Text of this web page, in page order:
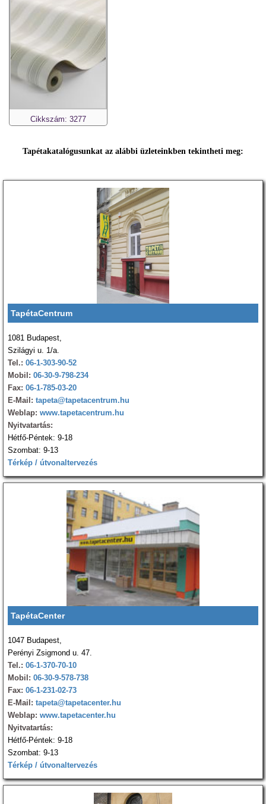
Cikkszám: 3277
Tapétakatalógusunkat az alábbi üzleteinkben tekintheti meg:
TapétaCentrum
1081 Budapest,
Szilágyi u. 1/a.
Tel.: 06-1-303-90-52
Mobil: 06-30-9-798-234
Fax: 06-1-785-03-20
E-Mail: tapeta@tapetacentrum.hu
Weblap: www.tapetacentrum.hu
Nyitvatartás:
Hétfő-Péntek: 9-18
Szombat: 9-13
Térkép / útvonaltervezés
TapétaCenter
1047 Budapest,
Perényi Zsigmond u. 47.
Tel.: 06-1-370-70-10
Mobil: 06-30-9-578-738
Fax: 06-1-231-02-73
E-Mail: tapeta@tapetacenter.hu
Weblap: www.tapetacenter.hu
Nyitvatartás:
Hétfő-Péntek: 9-18
Szombat: 9-13
Térkép / útvonaltervezés